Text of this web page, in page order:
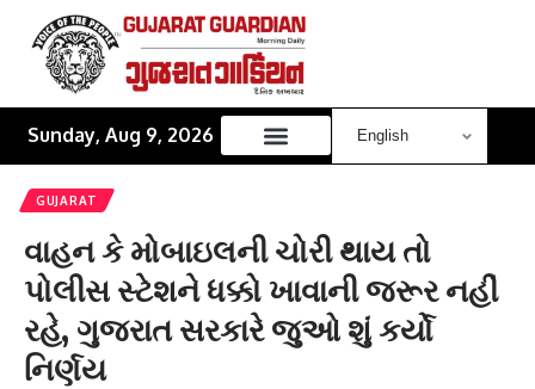
Sunday, Aug 9, 2026
GUJARAT
વાહન કે મોબાઇલની ચોરી થાય તો
પોલીસ સ્ટેશને ધક્કો ખાવાની જરૂર નહીં
રહે, ગુજરાત સરકારે જુઓ શું કર્યો
નિર્ણય